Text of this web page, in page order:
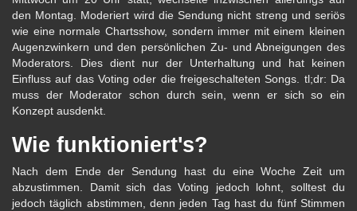
den Montag. Moderiert wird die Sendung nicht streng und seriös
wie eine normale Chartsshow, sondern immer mit einem kleinen
Augenzwinkern und den persönlichen Zu- und Abneigungen des
Moderators. Dies dient nur der Unterhaltung und hat keinen
Einfluss auf das Voting oder die freigeschalteten Songs. tl;dr: Da
muss der Moderator schon durch sein, wenn er sich so ein
Konzept ausdenkt.
Wie funktioniert's?
Nach dem Ende der Sendung hast du eine Woche Zeit um
abzustimmen. Damit sich das Voting jedoch lohnt, solltest du
jedoch täglich abstimmen, denn jeden Tag hast du fünf Stimmen